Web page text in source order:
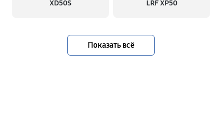
XD50S LRF XP50
Показать всё